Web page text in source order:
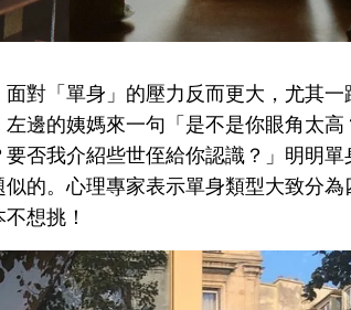
對「單身」的壓力反而更大，尤其一
邊的姨媽來一句「是不是你眼角太高
否我介紹些世侄給你認識？」明明單
的。心理專家表示單身類型大致分為
想挑！